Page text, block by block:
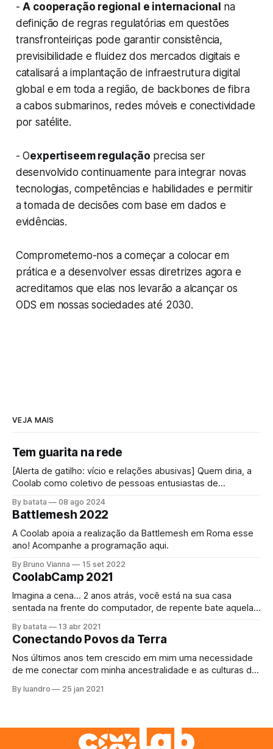
-A cooperação regional e internacional na
definição de regras regulatórias em questões
transfronteiriças pode garantir consistência,
previsibilidade e fluidez dos mercados digitais e
catalisará a implantação de infraestrutura digital
global e em toda a região, de backbones de fibra
a cabos submarinos, redes móveis e conectividade
por satélite.
- Oexpertiseem regulação precisa ser
desenvolvido continuamente para integrar novas
tecnologias, competências e habilidades e permitir
a tomada de decisões com base em dados e
evidências.
Comprometemo-nos a começar a colocar em
prática e a desenvolver essas diretrizes agora e
acreditamos que elas nos levarão a alcançar os
ODS em nossas sociedades até 2030.
VEJA MAIS
Tem guarita na rede
[Alerta de gatilho: vício e relações abusivas] Quem diria, a
Coolab como coletivo de pessoas entusiastas de
conectando pessoas através dessa rede mundial foi
convidada a bloquear a internet! O acesso à internet é um
direito universal[1] assim como o direito a
By batata 08 ago 2024
Battlemesh 2022
A Coolab apoia a realização da Battlemesh em Roma esse
ano! Acompanhe a programação aqui.
By Bruno Vianna 15 set 2022
CoolabCamp 2021
Imagina a cena… 2 anos atrás, você está na sua casa
sentada na frente do computador, de repente bate aquela
justo agora acabou a margarina. Como comer o pãozinho
da tarde assim? Bem, não tem escapatória, decide sair,
By batata 13 abr 2021
Conectando Povos da Terra
Nos últimos anos tem crescido em mim uma necessidade
de me conectar com minha ancestralidade e as culturas da
as suas resistencias e aprender a arte do #buenvivir. O
By luandro 25 jan 2021